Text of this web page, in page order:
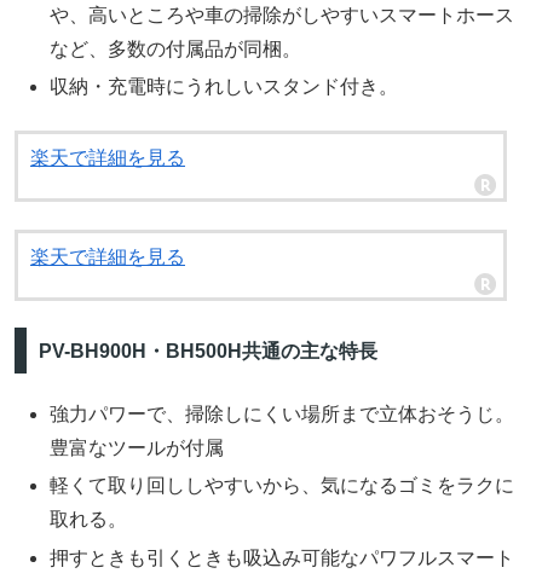
や、高いところや車の掃除がしやすいスマートホース
など、多数の付属品が同梱。
収納・充電時にうれしいスタンド付き。
楽天で詳細を見る
楽天で詳細を見る
PV-BH900H・BH500H共通の主な特長
強力パワーで、掃除しにくい場所まで立体おそうじ。
豊富なツールが付属
軽くて取り回ししやすいから、気になるゴミをラクに
取れる。
押すときも引くときも吸込み可能なパワフルスマート